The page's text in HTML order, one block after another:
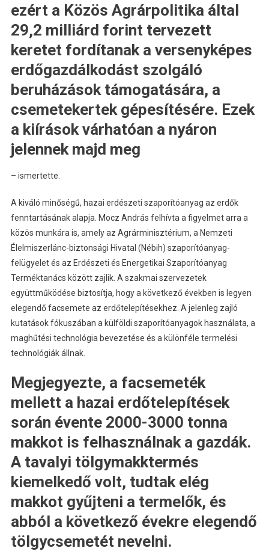
ezért a Közös Agrárpolitika által
29,2 milliárd forint tervezett
keretet fordítanak a versenyképes
erdőgazdálkodást szolgáló
beruházások támogatására, a
csemetekertek gépesítésére. Ezek
a kiírások várhatóan a nyáron
jelennek majd meg
– ismertette.
A kiváló minőségű, hazai erdészeti szaporítóanyag az erdők
fenntartásának alapja. Mocz András felhívta a figyelmet arra a
közös munkára is, amely az Agrárminisztérium, a Nemzeti
Élelmiszerlánc-biztonsági Hivatal (Nébih) szaporítóanyag-
felügyelet és az Erdészeti és Energetikai Szaporítóanyag
Terméktanács között zajlik. A szakmai szervezetek
együttműködése biztosítja, hogy a következő években is legyen
elegendő facsemete az erdőtelepítésekhez. A jelenleg zajló
kutatások fókuszában a külföldi szaporítóanyagok használata, a
maghűtési technológia bevezetése és a különféle termelési
technológiák állnak.
Megjegyezte, a facsemeték
mellett a hazai erdőtelepítések
során évente 2000-3000 tonna
makkot is felhasználnak a gazdák.
A tavalyi tölgymakktermés
kiemelkedő volt, tudtak elég
makkot gyűjteni a termelők, és
abból a következő évekre elegendő
tölgycsemetét nevelni.